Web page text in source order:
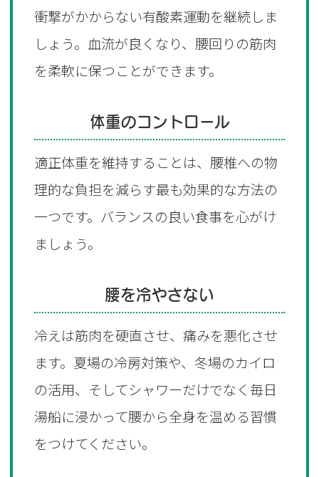
衝撃がかからない有酸素運動を継続しま
しょう。血流が良くなり、腰回りの筋肉
を柔軟に保つことができます。
体重のコントロール
適正体重を維持することは、腰椎への物
理的な負担を減らす最も効果的な方法の
一つです。バランスの良い食事を心がけ
ましょう。
腰を冷やさない
冷えは筋肉を硬直させ、痛みを悪化させ
ます。夏場の冷房対策や、冬場のカイロ
の活用、そしてシャワーだけでなく毎日
湯船に浸かって腰から全身を温める習慣
をつけてください。